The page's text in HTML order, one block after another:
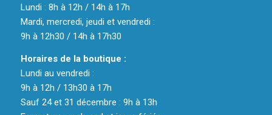
Lundi : 8h à 12h / 14h à 17h
Mardi, mercredi, jeudi et vendredi :
9h à 12h30 / 14h à 17h30
Horaires de la boutique :
Lundi au vendredi :
9h à 12h / 13h30 à 17h
Sauf 24 et 31 décembre : 9h à 13h